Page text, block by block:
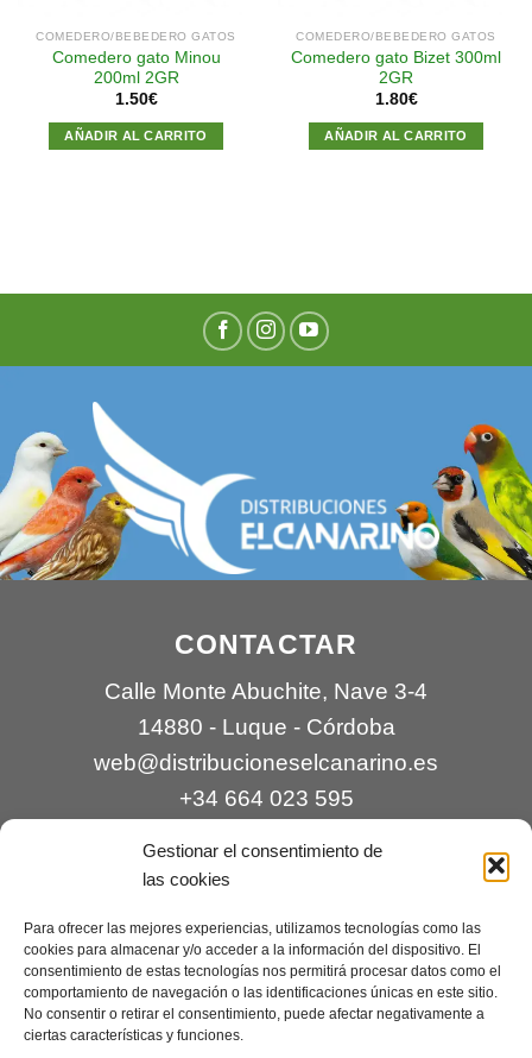
Gestionar el consentimiento de
las cookies
Para ofrecer las mejores experiencias, utilizamos tecnologías como las
cookies para almacenar y/o acceder a la información del dispositivo. El
consentimiento de estas tecnologías nos permitirá procesar datos como el
comportamiento de navegación o las identificaciones únicas en este sitio.
No consentir o retirar el consentimiento, puede afectar negativamente a
ciertas características y funciones.
COMEDERO/BEBEDERO GATOS
Comedero gato Minou
200ml 2GR
1.50€
AÑADIR AL CARRITO
COMEDERO/BEBEDERO GATOS
Comedero gato Bizet 300ml
2GR
1.80€
AÑADIR AL CARRITO
CONTACTAR
Calle Monte Abuchite, Nave 3-4
14880 - Luque - Córdoba
web@distribucioneselcanarino.es
+34 664 023 595
Contacto|Incidencias|Devoluciones |
Condiciones generales